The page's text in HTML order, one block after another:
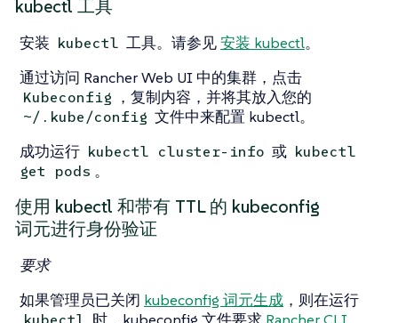
kubectl 工具
安装 kubectl 工具。请参见安装 kubectl。
通过访问 Rancher Web UI 中的集群，点击
Kubeconfig ，复制内容，并将其放入您的
~/.kube/config 文件中来配置 kubectl。
成功运行 kubectl cluster-info 或 kubectl
get pods 。
使用 kubectl 和带有 TTL 的 kubeconfig
词元进行身份验证
要求
如果管理员已关闭 kubeconfig 词元生成 ，则在运行